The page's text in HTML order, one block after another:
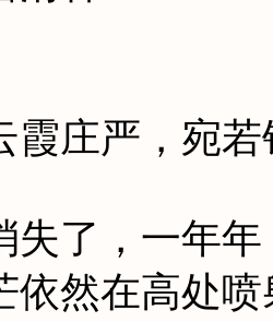
霞庄严，宛若
失了，一年年
依然在高处